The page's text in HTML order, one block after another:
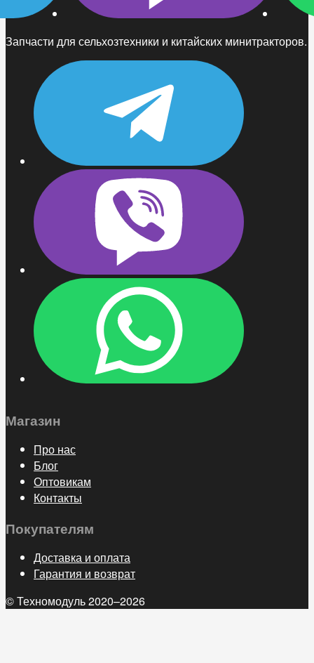
Запчасти для сельхозтехники и китайских минитракторов.
Магазин
Про нас
Блог
Оптовикам
Контакты
Покупателям
Доставка и оплата
Гарантия и возврат
© Техномодуль 2020–2026